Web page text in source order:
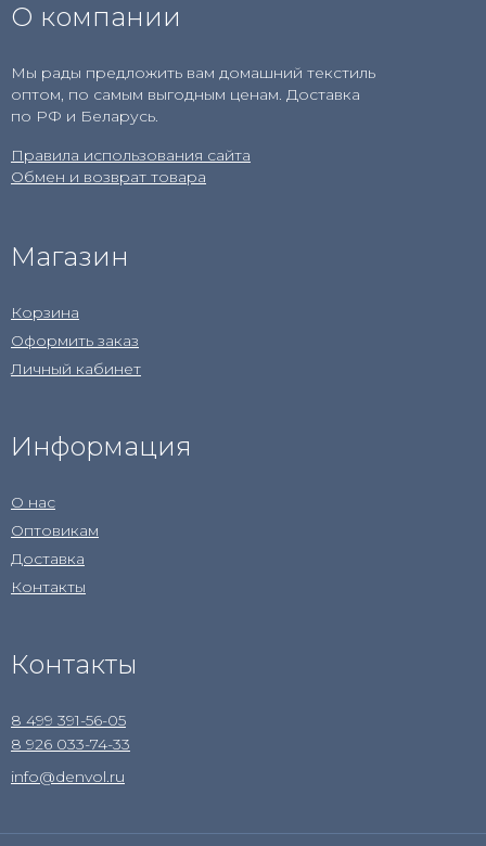
О компании
Мы рады предложить вам домашний текстиль
оптом, по самым выгодным ценам. Доставка
по РФ и Беларусь.
Правила использования сайта
Обмен и возврат товара
Магазин
Корзина
Оформить заказ
Личный кабинет
Информация
О нас
Оптовикам
Доставка
Контакты
Контакты
8 499 391-56-05
8 926 033-74-33
info@denvol.ru